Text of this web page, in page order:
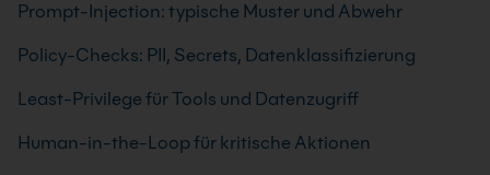
Prompt-Injection: typische Muster und Abwehr
Policy-Checks: PII, Secrets, Datenklassifizierung
Least-Privilege für Tools und Datenzugriff
Human-in-the-Loop für kritische Aktionen